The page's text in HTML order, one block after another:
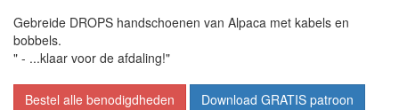
Gebreide DROPS handschoenen van Alpaca met kabels en
bobbels.
" - ...klaar voor de afdaling!"
Bestel alle benodigdheden Download GRATIS patroon